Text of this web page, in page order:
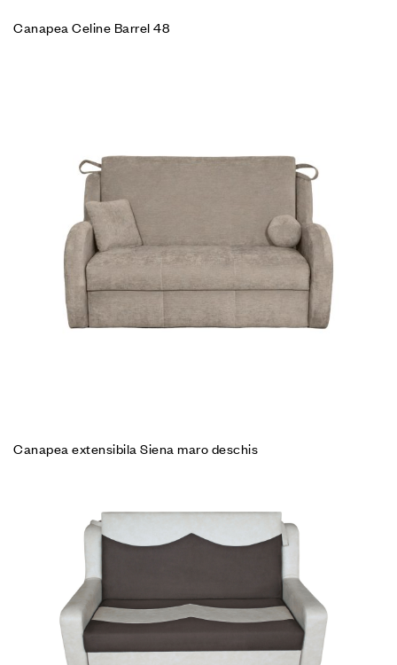
Canapea Celine Barrel 48
Canapea extensibila Siena maro deschis